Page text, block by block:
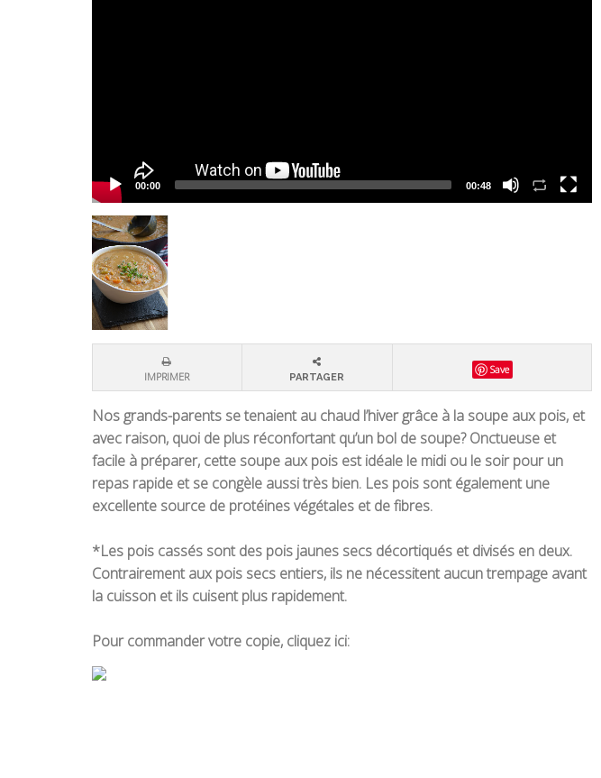
00:00 00:48
IMPRIMER PARTAGER
Save
Nos grands-parents se tenaient au chaud l’hiver grâce à la soupe aux pois, et
avec raison, quoi de plus réconfortant qu’un bol de soupe? Onctueuse et
facile à préparer, cette soupe aux pois est idéale le midi ou le soir pour un
repas rapide et se congèle aussi très bien. Les pois sont également une
excellente source de protéines végétales et de fibres.
*Les pois cassés sont des pois jaunes secs décortiqués et divisés en deux.
Contrairement aux pois secs entiers, ils ne nécessitent aucun trempage avant
la cuisson et ils cuisent plus rapidement.
Pour commander votre copie, cliquez ici: